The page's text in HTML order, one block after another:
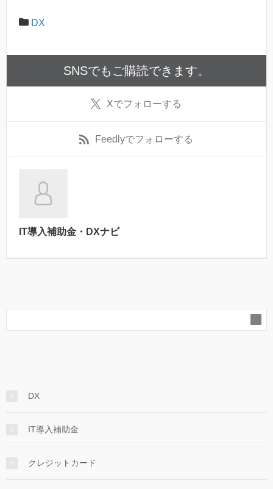
DX
SNSでもご購読できます。
Xでフォローする
Feedlyでフォローする
IT導入補助金・DXナビ
DX
IT導入補助金
クレジットカード